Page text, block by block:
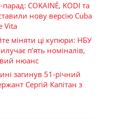
парад: COKAINÉ, KODI та
нову версію Cuba
Vita
міняти ці купюри: НБУ
п’ять номіналів,
нюанс
загинув 51-річний
Сергій Капітан з